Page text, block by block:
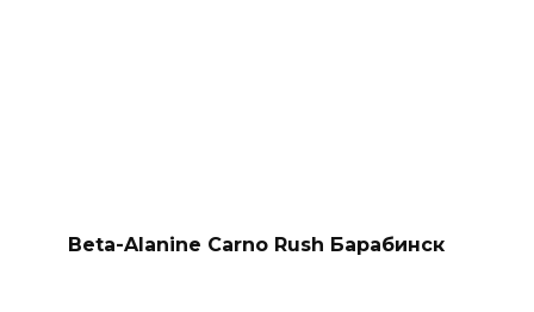
Beta-Alanine Carno Rush Барабинск